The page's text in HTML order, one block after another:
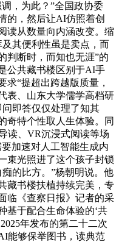
，为此？”全国政协委
的，然后让AI仿照着创
读从数量向内涵改变。缩
其便利性虽是卖点，而
判断时，而知也无涯”的
公共藏书楼区别于AI手
求“提超出跨越版质量，
表、山东大学儒学高档研
即答仅仅处理了知其
奇特个性取人生体验。同
读、VR沉浸式阅读等场
加速对人工智能生成内
束光照进了这个孩子封锁
痴的比方。”杨朝明说。他
藏书楼扶植持续完美，专
临《查察日报》记者的采
基于配合生命体验的‘共
年发布的第二十二次
能够保举图书，读典范